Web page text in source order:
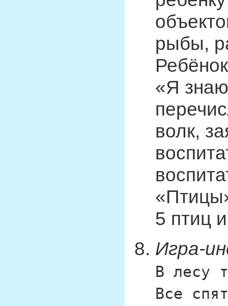
рыбы,
«Я
волк,
5 птиц
Игра-
В лесу
Все